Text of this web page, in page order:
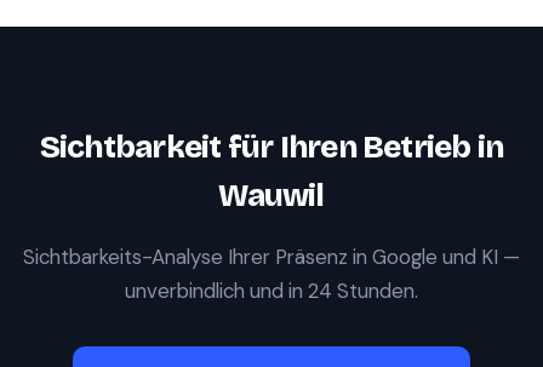
Sichtbarkeit für Ihren Betrieb in
Wauwil
Sichtbarkeits-Analyse Ihrer Präsenz in Google und KI —
unverbindlich und in 24 Stunden.